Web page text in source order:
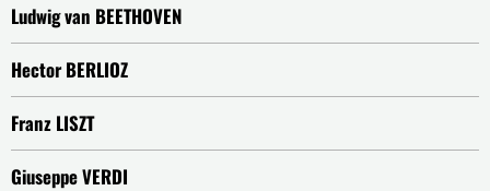
Ludwig van BEETHOVEN
Hector BERLIOZ
Franz LISZT
Giuseppe VERDI